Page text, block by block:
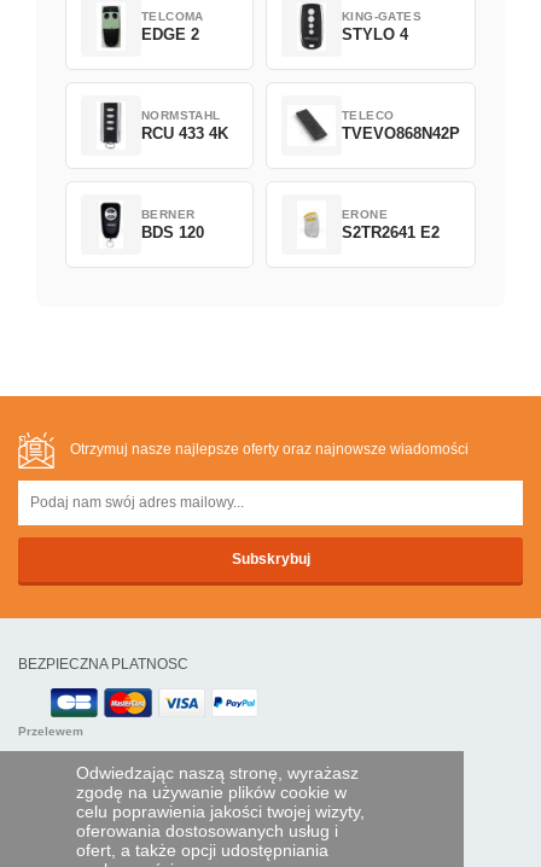
Odwiedzając naszą stronę, wyrażasz
zgodę na używanie plików cookie w
celu poprawienia jakości twojej wizyty,
oferowania dostosowanych usług i
ofert, a także opcji udostępniania
TELCOMA
EDGE 2
KING-GATES
STYLO 4
NORMSTAHL
RCU 433 4K
TELECO
TVEVO868N42P
BERNER
BDS 120
ERONE
S2TR2641 E2
Otrzymuj nasze najlepsze oferty oraz najnowsze wiadomości
BEZPIECZNA PLATNOSC
Przelewem
POMOC I USŁUGI
Śledź swoje zamówienie
PILOTY EXPRESS